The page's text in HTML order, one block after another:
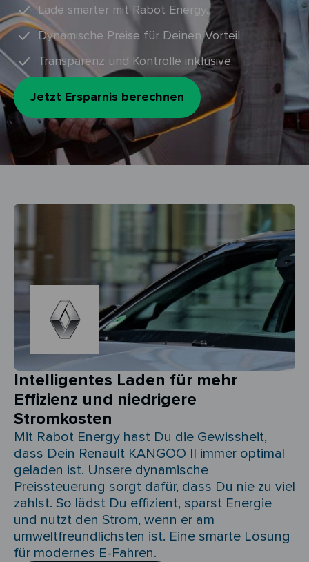
Lade smarter mit Rabot Energy.
Dynamische Preise für Deinen Vorteil.
Transparenz und Kontrolle inklusive.
Jetzt Ersparnis berechnen
Intelligentes Laden für mehr
Effizienz und niedrigere
Stromkosten
Mit Rabot Energy hast Du die Gewissheit,
dass Dein Renault KANGOO II immer optimal
geladen ist. Unsere dynamische
Preissteuerung sorgt dafür, dass Du nie zu viel
zahlst. So lädst Du effizient, sparst Energie
und nutzt den Strom, wenn er am
umweltfreundlichsten ist. Eine smarte Lösung
für modernes E-Fahren.